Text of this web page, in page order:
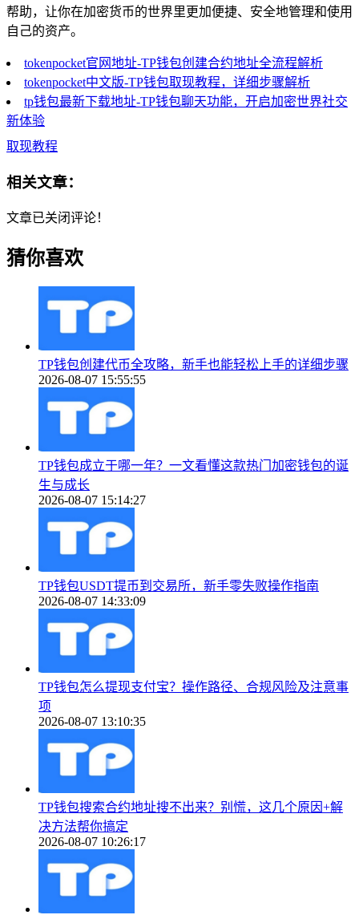
帮助，让你在加密货币的世界里更加便捷、安全地管理和使用
自己的资产。
tokenpocket官网地址-TP钱包创建合约地址全流程解析
tokenpocket中文版-TP钱包取现教程，详细步骤解析
tp钱包最新下载地址-TP钱包聊天功能，开启加密世界社交
新体验
取现教程
相关文章：
文章已关闭评论！
猜你喜欢
TP钱包创建代币全攻略，新手也能轻松上手的详细步骤
2026-08-07 15:55:55
TP钱包成立于哪一年？一文看懂这款热门加密钱包的诞
生与成长
2026-08-07 15:14:27
TP钱包USDT提币到交易所，新手零失败操作指南
2026-08-07 14:33:09
TP钱包怎么提现支付宝？操作路径、合规风险及注意事
项
2026-08-07 13:10:35
TP钱包搜索合约地址搜不出来？别慌，这几个原因+解
决方法帮你搞定
2026-08-07 10:26:17